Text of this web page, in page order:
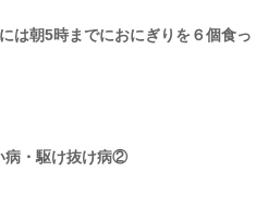
は朝5時までにおにぎりを６個食っ
病・駆け抜け病②